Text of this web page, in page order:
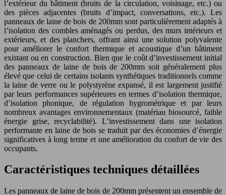
l’extérieur du bâtiment (bruits de la circulation, voisinage, etc.) ou
des pièces adjacentes (bruits d’impact, conversations, etc.). Les
panneaux de laine de bois de 200mm sont particulièrement adaptés à
l’isolation des combles aménagés ou perdus, des murs intérieurs et
extérieurs, et des planchers, offrant ainsi une solution polyvalente
pour améliorer le confort thermique et acoustique d’un bâtiment
existant ou en construction. Bien que le coût d’investissement initial
des panneaux de laine de bois de 200mm soit généralement plus
élevé que celui de certains isolants synthétiques traditionnels comme
la laine de verre ou le polystyrène expansé, il est largement justifié
par leurs performances supérieures en termes d’isolation thermique,
d’isolation phonique, de régulation hygrométrique et par leurs
nombreux avantages environnementaux (matériau biosourcé, faible
énergie grise, recyclabilité). L’investissement dans une isolation
performante en laine de bois se traduit par des économies d’énergie
significatives à long terme et une amélioration du confort de vie des
occupants.
Caractéristiques techniques détaillées
Les panneaux de laine de bois de 200mm présentent un ensemble de